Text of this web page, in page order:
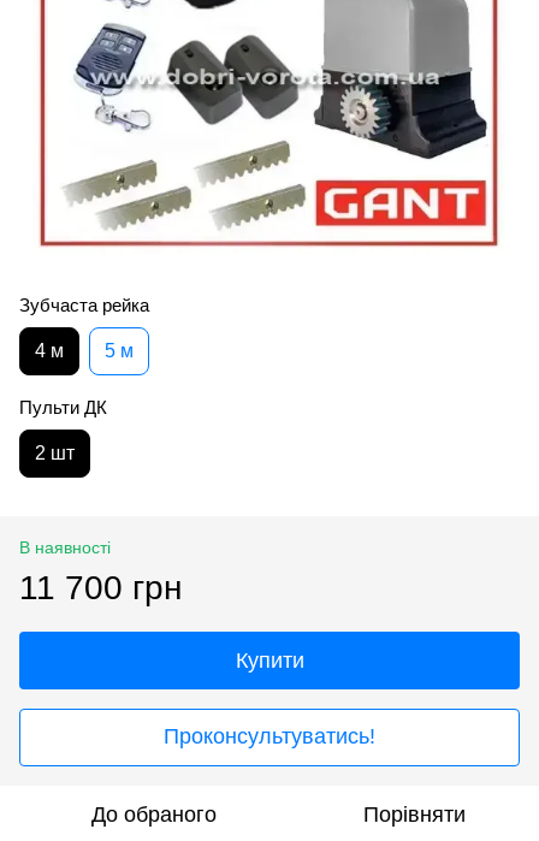
Зубчаста рейка
4 м 5 м
Пульти ДК
2 шт
В наявності
11 700 грн
Купити
Проконсультуватись!
До обраного Порівняти